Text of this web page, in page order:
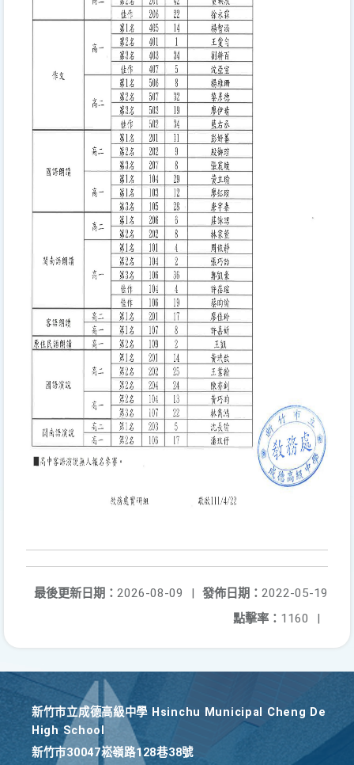
發佈日期： 2022-05-19
最後更新日期： 2026-08-09
|
點擊率： 1160 |
新竹巿立成德高級中學 Hsinchu Municipal Cheng De
High School
新竹巿30047崧嶺路128巷38號